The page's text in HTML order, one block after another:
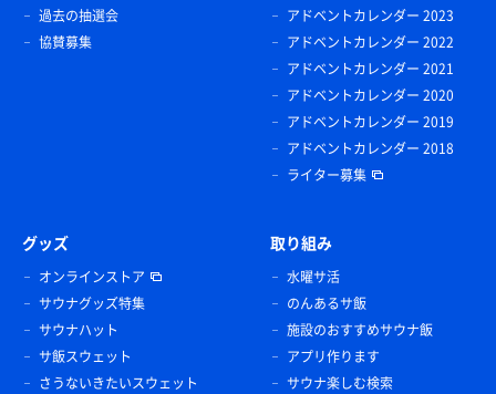
過去の抽選会
協賛募集
アドベントカレンダー 2023
アドベントカレンダー 2022
アドベントカレンダー 2021
アドベントカレンダー 2020
アドベントカレンダー 2019
アドベントカレンダー 2018
ライター募集
グッズ
オンラインストア
サウナグッズ特集
サウナハット
サ飯スウェット
さうないきたいスウェット
取り組み
水曜サ活
のんあるサ飯
施設のおすすめサウナ飯
アプリ作ります
サウナ楽しむ検索